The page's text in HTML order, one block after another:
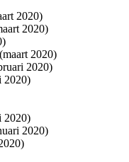
2020)
2020)
(maart 2020)
2020)
2020)
2020)
2020)